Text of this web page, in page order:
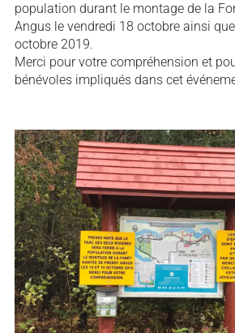
population durant le montage de la
Angus le vendredi 18 octobre ainsi
octobre 2019.
Merci pour votre compréhension et
bénévoles impliqués dans cet